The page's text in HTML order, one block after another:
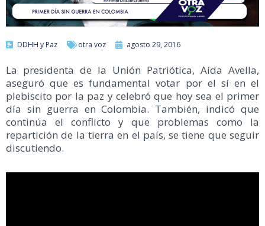
DDHH y Paz otra voz agosto 29, 2016
La presidenta de la Unión Patriótica, Aída Avella,
aseguró que es fundamental votar por el sí en el
plebiscito por la paz y celebró que hoy sea el primer
día sin guerra en Colombia. También, indicó que
continúa el conflicto y que problemas como la
repartición de la tierra en el país, se tiene que seguir
discutiendo.